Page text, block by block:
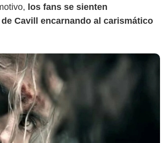
los fans se sienten
Cavill encarnando al carismático